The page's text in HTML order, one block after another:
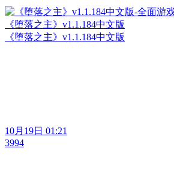
《堕落之主》v1.1.184中文版
《堕落之主》v1.1.184中文版
10月19日 01:21
3994